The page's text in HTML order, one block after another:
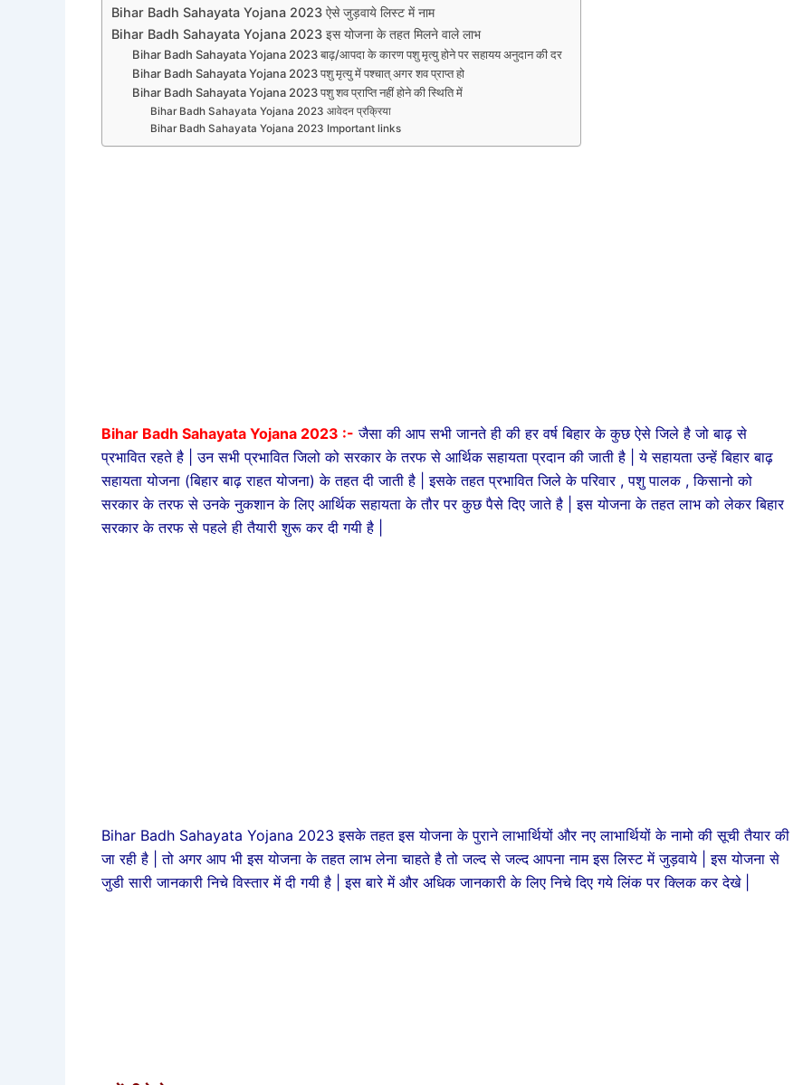
Bihar Badh Sahayata Yojana 2023 ऐसे जुड़वाये लिस्ट में नाम
Bihar Badh Sahayata Yojana 2023 इस योजना के तहत मिलने वाले लाभ
Bihar Badh Sahayata Yojana 2023 बाढ़/आपदा के कारण पशु मृत्यु होने पर सहायय अनुदान की दर
Bihar Badh Sahayata Yojana 2023 पशु मृत्यु में पश्चात् अगर शव प्राप्त हो
Bihar Badh Sahayata Yojana 2023 पशु शव प्राप्ति नहीं होने की स्थिति में
Bihar Badh Sahayata Yojana 2023 आवेदन प्रक्रिया
Bihar Badh Sahayata Yojana 2023 Important links
Bihar Badh Sahayata Yojana 2023 :- जैसा की आप सभी जानते ही की हर वर्ष बिहार के कुछ ऐसे जिले है जो बाढ़ से
प्रभावित रहते है | उन सभी प्रभावित जिलो को सरकार के तरफ से आर्थिक सहायता प्रदान की जाती है | ये सहायता उन्हें बिहार बाढ़
सहायता योजना (बिहार बाढ़ राहत योजना) के तहत दी जाती है | इसके तहत प्रभावित जिले के परिवार , पशु पालक , किसानो को
सरकार के तरफ से उनके नुकशान के लिए आर्थिक सहायता के तौर पर कुछ पैसे दिए जाते है | इस योजना के तहत लाभ को लेकर बिहार
सरकार के तरफ से पहले ही तैयारी शुरू कर दी गयी है |
Bihar Badh Sahayata Yojana 2023 इसके तहत इस योजना के पुराने लाभार्थियों और नए लाभार्थियों के नामो की सूची तैयार की
जा रही है | तो अगर आप भी इस योजना के तहत लाभ लेना चाहते है तो जल्द से जल्द आपना नाम इस लिस्ट में जुड़वाये | इस योजना से
जुडी सारी जानकारी निचे विस्तार में दी गयी है | इस बारे में और अधिक जानकारी के लिए निचे दिए गये लिंक पर क्लिक कर देखे |